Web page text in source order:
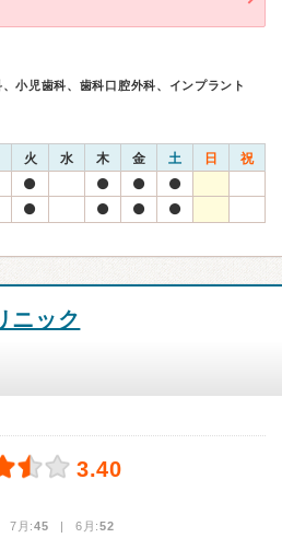
小児歯科、歯科口腔外科、インプラント
火 水 木 金 土 日 祝
ニック
3.40
7月:45 | 6月:52